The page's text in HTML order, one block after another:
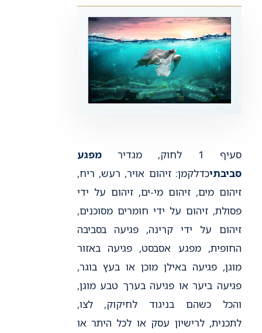
סעיף 1 לחוק, מגדיר
מפגע
סביבתיכדלקמן: זיהום אויר, רעש, ריח,
זיהום מים, זיהום מי-ים, זיהום על ידי
פסולת, זיהום על ידי חומרים מסוכנים,
זיהום על ידי קרינה, פגיעה בסביבה
החופית, מפגע אסבסט, פגיעה באזור
מוגן, פגיעה באילן מוכן או בעץ בוגר,
פגיעה ביער או פגיעה בערך טבע מוגן,
והכל כשהם בניגוד לחיקוק, לצו,
לתכנית, לרישיון עסק או לכל היתר או